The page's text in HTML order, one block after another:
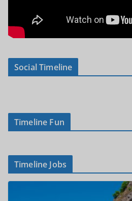
Social Timeline
Timeline Fun
Timeline Jobs